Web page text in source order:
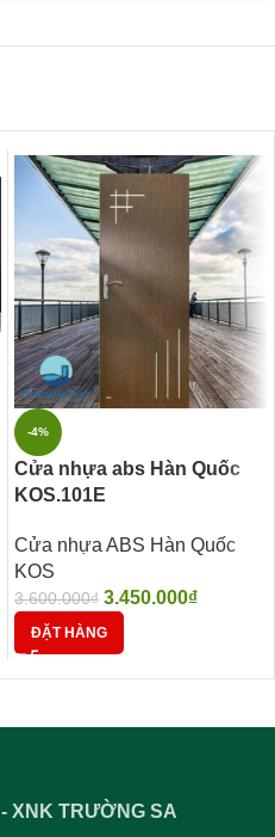
-4%
Cửa nhựa abs Hàn Quốc
KOS.101E
Cửa nhựa ABS Hàn Quốc
KOS
3.600.000₫ 3.450.000₫
ĐẶT HÀNG
XNK TRƯỜNG SA